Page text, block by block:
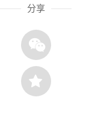
分享